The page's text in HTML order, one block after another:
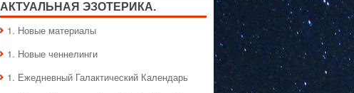
АКТУАЛЬНАЯ ЭЗОТЕРИКА.
1. Hовые материалы
1. Hовые ченнелинги
1. Ежедневный Галактический Календарь